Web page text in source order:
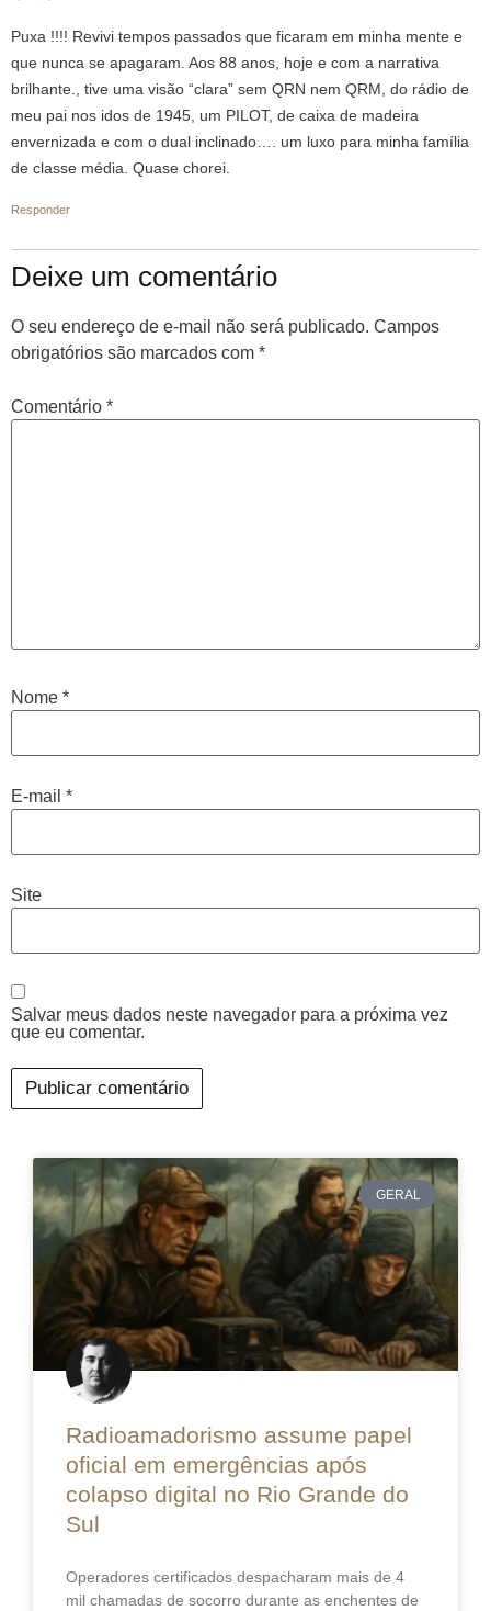
Puxa !!!! Revivi tempos passados que ficaram em minha mente e
que nunca se apagaram. Aos 88 anos, hoje e com a narrativa
brilhante., tive uma visão “clara” sem QRN nem QRM, do rádio de
meu pai nos idos de 1945, um PILOT, de caixa de madeira
envernizada e com o dual inclinado…. um luxo para minha família
de classe média. Quase chorei.
Responder
Deixe um comentário
O seu endereço de e-mail não será publicado. Campos
obrigatórios são marcados com *
Comentário *
Nome *
E-mail *
Site
Salvar meus dados neste navegador para a próxima vez
que eu comentar.
GERAL
Radioamadorismo assume papel
oficial em emergências após
colapso digital no Rio Grande do
Sul
Operadores certificados despacharam mais de 4
mil chamadas de socorro durante as enchentes de